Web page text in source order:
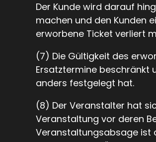
Der Kunde wird darauf
machen und den Kunden
erworbene Ticket verliert
(7) Die Gültigkeit des
Ersatztermine beschränkt
anders festgelegt hat.
(8) Der Veranstalter hat
Veranstaltung vor deren
Veranstaltungsabsage ist